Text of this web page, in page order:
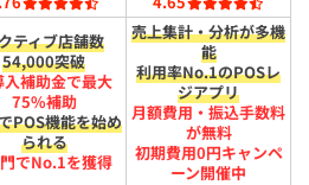
ティブ店舗数
54,000突破
入補助金で最大
75%補助
POS機能を始め
られる
でNo.1を獲得
売上集計・分析が多機
能
利用率No.1のPOSレ
ジアプリ
月額費用・振込手数料
が無料
初期費用0円キャンペ
ーン開催中